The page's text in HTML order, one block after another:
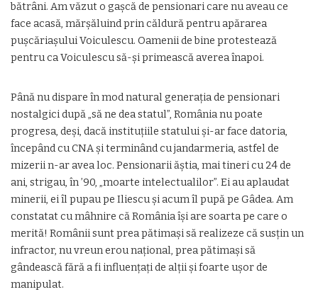
bătrâni. Am văzut o gaşcă de pensionari care nu aveau ce
face acasă, mărşăluind prin căldură pentru apărarea
puşcăriaşului Voiculescu. Oamenii de bine protestează
pentru ca Voiculescu să-şi primească averea înapoi.
Până nu dispare în mod natural generaţia de pensionari
nostalgici după „să ne dea statul”, România nu poate
progresa, deşi, dacă instituţiile statului şi-ar face datoria,
începând cu CNA şi terminând cu jandarmeria, astfel de
mizerii n-ar avea loc. Pensionarii ăştia, mai tineri cu 24 de
ani, strigau, în ’90, „moarte intelectualilor”. Ei au aplaudat
minerii, ei îl pupau pe Iliescu şi acum îl pupă pe Gâdea. Am
constatat cu mâhnire că România îşi are soarta pe care o
merită! Românii sunt prea pătimaşi să realizeze că susţin un
infractor, nu vreun erou naţional, prea pătimaşi să
gândească fără a fi influenţaţi de alţii şi foarte uşor de
manipulat.